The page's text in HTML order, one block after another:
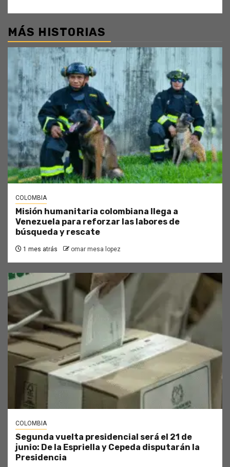
MÁS HISTORIAS
COLOMBIA
Misión humanitaria colombiana llega a
Venezuela para reforzar las labores de
búsqueda y rescate
1 mes atrás omar mesa lopez
COLOMBIA
Segunda vuelta presidencial será el 21 de
junio: De la Espriella y Cepeda disputarán la
Presidencia